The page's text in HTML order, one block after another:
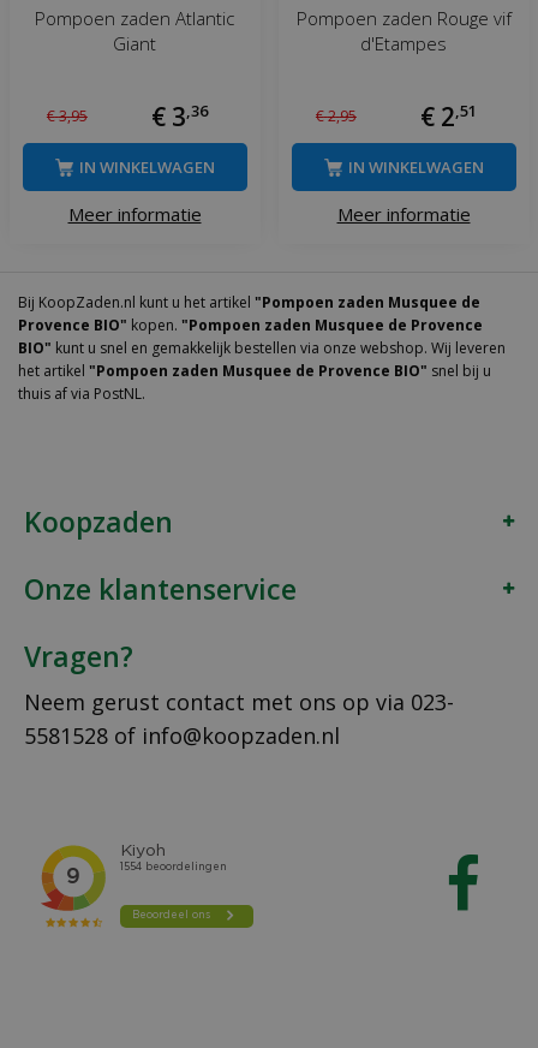
Pompoen zaden Atlantic
Giant
€3,95 € 3,36
Meer informatie
IN WINKELWAGEN
Pompoen zaden Rouge vif
d'Etampes
€2,95 € 2,51
Meer informatie
IN WINKELWAGEN
Bij KoopZaden.nl kunt u het artikel "Pompoen zaden Musquee de
Provence BIO" kopen. "Pompoen zaden Musquee de Provence
BIO" kunt u snel en gemakkelijk bestellen via onze webshop. Wij leveren
het artikel "Pompoen zaden Musquee de Provence BIO" snel bij u
thuis af via PostNL.
Koopzaden
Onze klantenservice
Vragen?
Neem gerust contact met ons op via 023-
5581528 of info@koopzaden.nl